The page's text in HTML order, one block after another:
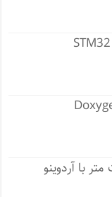
با آردوینو